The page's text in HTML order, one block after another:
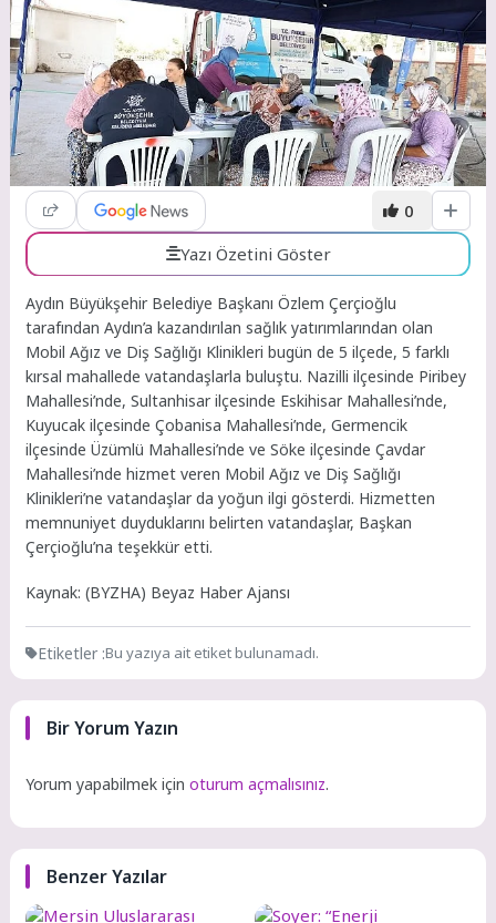
0
Yazı Özetini Göster
Aydın Büyükşehir Belediye Başkanı Özlem Çerçioğlu
tarafından Aydın’a kazandırılan sağlık yatırımlarından olan
Mobil Ağız ve Diş Sağlığı Klinikleri bugün de 5 ilçede, 5 farklı
kırsal mahallede vatandaşlarla buluştu. Nazilli ilçesinde Piribey
Mahallesi’nde, Sultanhisar ilçesinde Eskihisar Mahallesi’nde,
Kuyucak ilçesinde Çobanisa Mahallesi’nde, Germencik
ilçesinde Üzümlü Mahallesi’nde ve Söke ilçesinde Çavdar
Mahallesi’nde hizmet veren Mobil Ağız ve Diş Sağlığı
Klinikleri’ne vatandaşlar da yoğun ilgi gösterdi. Hizmetten
memnuniyet duyduklarını belirten vatandaşlar, Başkan
Çerçioğlu’na teşekkür etti.
Kaynak: (BYZHA) Beyaz Haber Ajansı
Etiketler :Bu yazıya ait etiket bulunamadı.
Bir Yorum Yazın
Yorum yapabilmek içinoturum açmalısınız.
Benzer Yazılar